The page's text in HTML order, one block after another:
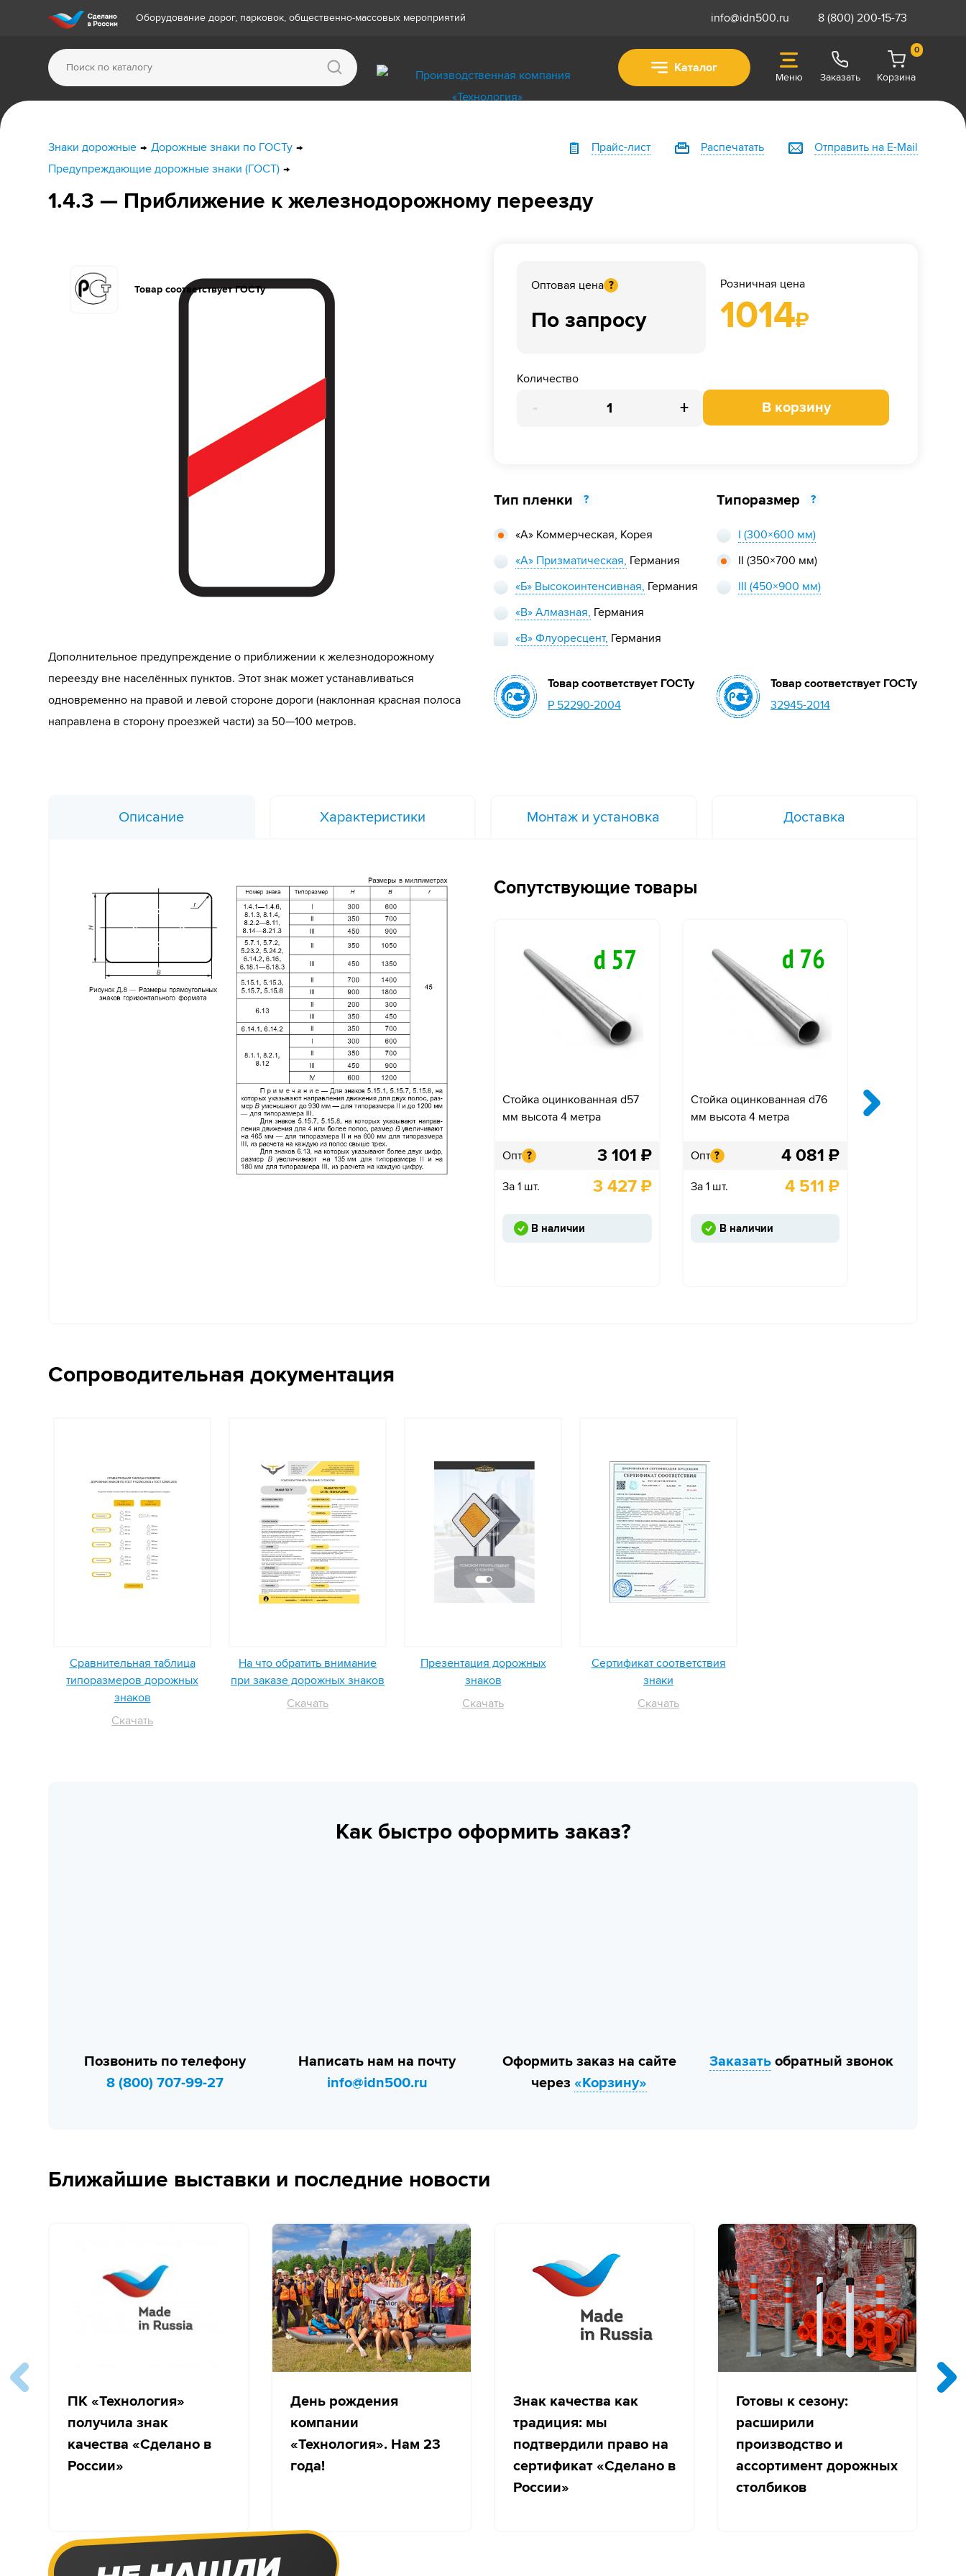
Оборудование дорог, парковок, общественно-массовых мероприятий info@idn500.ru 8 (800) 200-15-73
Каталог
Меню Заказать
0
Корзина
Знаки дорожные
Дорожные знаки по ГОСТу
Предупреждающие дорожные знаки (ГОСТ)
Прайс-лист Распечатать Отправить на E-Mail
1.4.3 — Приближение к железнодорожному переезду
Товар соответствует ГОСТу
Дополнительное предупреждение о приближении к железнодорожному
переезду вне населённых пунктов. Этот знак может устанавливаться
одновременно на правой и левой стороне дороги (наклонная красная полоса
направлена в сторону проезжей части) за 50—100 метров.
Оптовая цена ?
По запросу
Розничная цена
1014₽
Количество
- + В корзину
Тип пленки ?
«А» Коммерческая, Корея
«А» Призматическая, Германия
«Б» Высокоинтенсивная, Германия
«В» Алмазная, Германия
«В» Флуоресцент, Германия
Типоразмер ?
I (300×600 мм)
II (350×700 мм)
III (450×900 мм)
Товар соответствует ГОСТу
Р 52290-2004
Товар соответствует ГОСТу
32945-2014
Описание Характеристики Монтаж и установка Доставка
Сопутствующие товары
Стойка оцинкованная d57
мм высота 4 метра
Опт ? 3 101 ₽
За 1 шт. 3 427₽
В наличии
Стойка оцинкованная d76
мм высота 4 метра
Опт ? 4 081 ₽
За 1 шт. 4 511 ₽
В наличии
Крепление
Сопроводительная документация
Сравнительная таблица
типоразмеров дорожных
знаков
Скачать
На что обратить внимание
при заказе дорожных знаков
Скачать
Презентация дорожных
знаков
Скачать
Сертификат соответствия
знаки
Скачать
Как быстро оформить заказ?
Позвонить по телефону
8 (800) 707-99-27
Написать нам на почту
info@idn500.ru
Оформить заказ на сайте
через «Корзину»
Заказатьобратный звонок
Ближайшие выставки и последние новости
ПК «Технология»
получила знак
качества «Сделано в
России»
День рождения
компании
«Технология». Нам 23
года!
Знак качества как
традиция: мы
подтвердили право на
сертификат «Сделано в
России»
Готовы к сезону:
расширили
производство и
ассортимент дорожных
столбиков